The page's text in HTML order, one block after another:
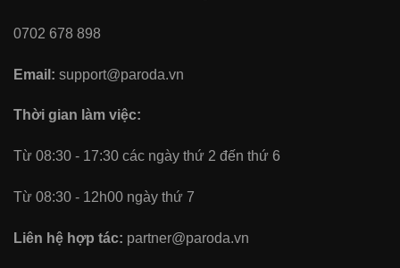
0702 678 898
Email: support@paroda.vn
Thời gian làm việc:
Từ 08:30 - 17:30 các ngày thứ 2 đến thứ 6
Từ 08:30 - 12h00 ngày thứ 7
Liên hệ hợp tác: partner@paroda.vn